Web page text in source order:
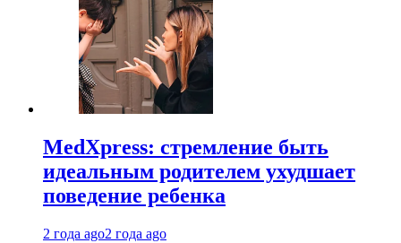
MedXpress: стремление быть
идеальным родителем ухудшает
поведение ребенка
2 года ago2 года ago